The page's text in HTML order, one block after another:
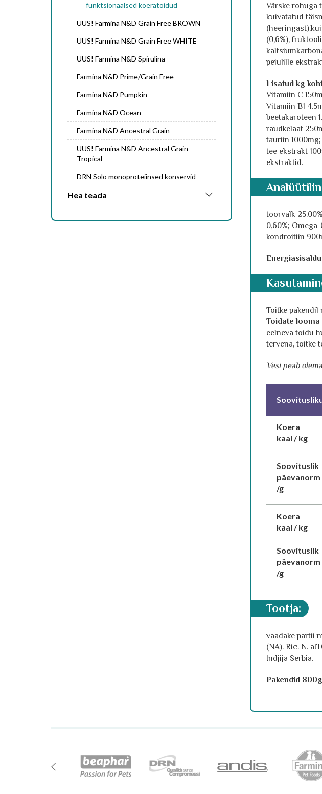
funktsionaalsed koeratoidud
UUS! Farmina N&D Grain Free BROWN
UUS! Farmina N&D Grain Free WHITE
UUS! Farmina N&D Spirulina
Farmina N&D Prime/Grain Free
Farmina N&D Pumpkin
Farmina N&D Ocean
Farmina N&D Ancestral Grain
UUS! Farmina N&D Ancestral Grain
Tropical
DRN Solo monoproteiinsed konservid
Hea teada
Värske rohuga
kuivatatud
(0,6%),
peiulille
Lisatud kg
Vitamiin C
Vitamiin B1
beetakaroteen
raudkelaat
tauriin
tee ekstrakt
ekstraktid.
toorvalk
0,60%;
kondroitiin
Toitke
Toidate
eelneva toidu
tervena, toitke
Vesi peab
Koera
kaal / kg
Soovituslik
päevanorm
/g
Koera
kaal / kg
Soovituslik
päevanorm
/g
tootja:
vaadake partii
(NA). Ric. N.
Indjija Serbia.
Pakendid